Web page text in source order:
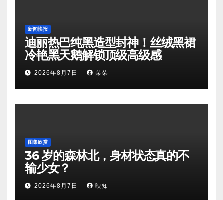
新闻快报
迪丽热巴纯黑造型封神！丝绒黑裙
冷艳黑天鹅解锁顶级高级感
2026年8月7日 朵朵
图集欣赏
36 岁的森林北，身材状态真的不
输少女？
2026年8月7日 映知